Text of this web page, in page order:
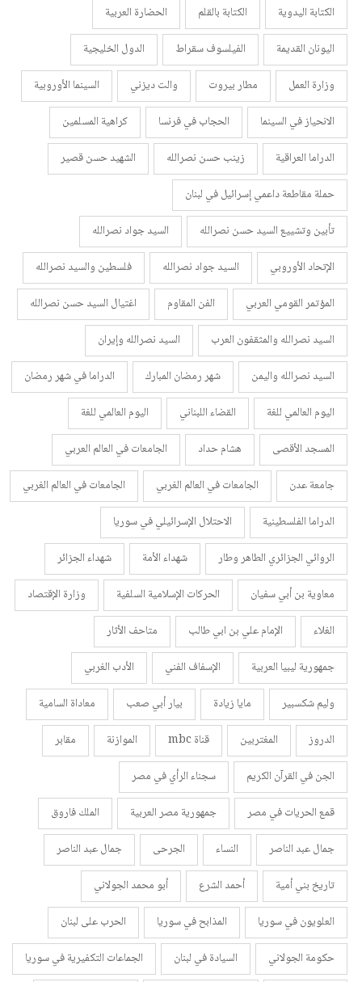
الكتابة اليدوية الكتابة بالقلم
الحضارة العربية
اليونان القديمة
الفيلسوف سقراط
الدول الخليجية
وزارة العمل
مطار بيروت والت ديزني
السينما الأوروبية
الانحياز في السينما
الحجاب في فرنسا
كراهية المسلمين
الدراما العراقية
زينب حسن نصرالله
الشهيد حسن قصير
حملة مقاطعة داعمي إسرائيل في لبنان
تأبين وتشييع السيد حسن نصرالله
السيد جواد نصرالله
الإتحاد الأوروبي
السيد جواد نصرالله
فلسطين والسيد نصرالله
المؤتمر القومي العربي
الفن المقاوم
اغتيال السيد حسن نصرالله
السيد نصرالله والمثقفون العرب
السيد نصرالله وإيران
السيد نصرالله واليمن
شهر رمضان المبارك
الدراما في شهر رمضان
اليوم العالمي للغة
القضاء اللبناني
اليوم العالمي للغة
المسجد الأقصى
هشام حداد
الجامعات في العالم العربي
جامعة عدن
الجامعات في العالم الغربي
الجامعات في العالم الغربي
الدراما الفلسطينية
الاحتلال الإسرائيلي في سوريا
الروائي الجزائري الطاهر وطار
شهداء الأمة
شهداء الجزائر
معاوية بن أبي سفيان
الحركات الإسلامية السلفية
وزارة الإقتصاد
الغلاء
الإمام علي بن ابي طالب
متاحف الأثار
جمهورية ليبيا العربية
الإسفاف الفني
الأدب الغربي
وليم شكسبير
مايا زيادة بيار أبي صعب
معاداة السامية
الدروز
المغتربين قناة mbc الموازنة
مقابر
الجن في القرآن الكريم
سجناء الرأي في مصر
قمع الحريات في مصر
جمهورية مصر العربية
الملك فاروق
جمال عبد الناصر
النساء الجرحى
جمال عبد الناصر
تاريخ بني أمية
أحمد الشرع
أبو محمد الجولاني
العلويون في سوريا
المذابح في سوريا
الحرب على لبنان
حكومة الجولاني
السيادة في لبنان
الجماعات التكفيرية في سوريا